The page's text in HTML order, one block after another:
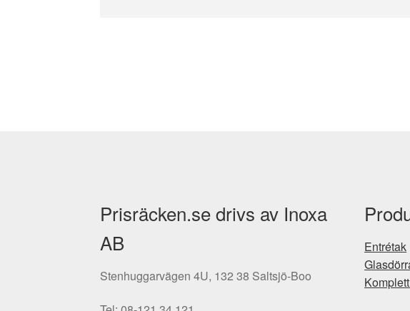
Prisräcken.se drivs av Inoxa
AB
Stenhuggarvägen 4U, 132 38 Saltsjö-Boo
Entrétak